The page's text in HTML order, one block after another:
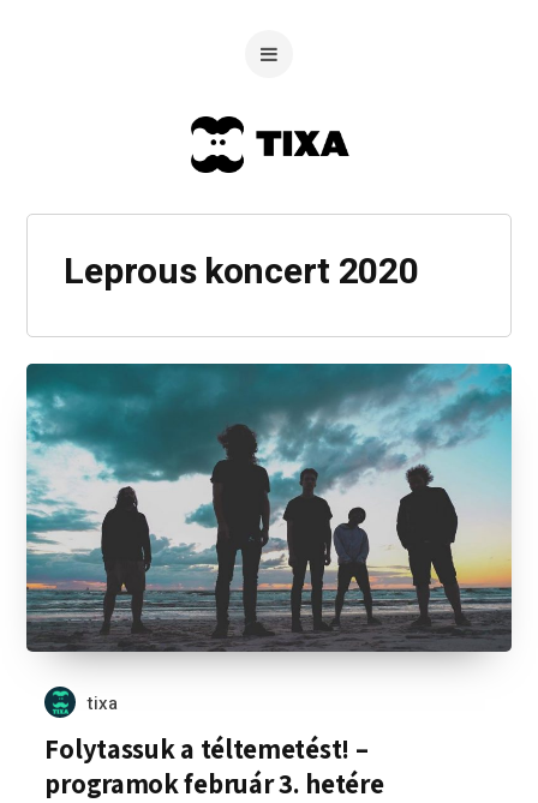
Leprous koncert 2020
tixa
Folytassuk a téltemetést! –
programok február 3. hetére